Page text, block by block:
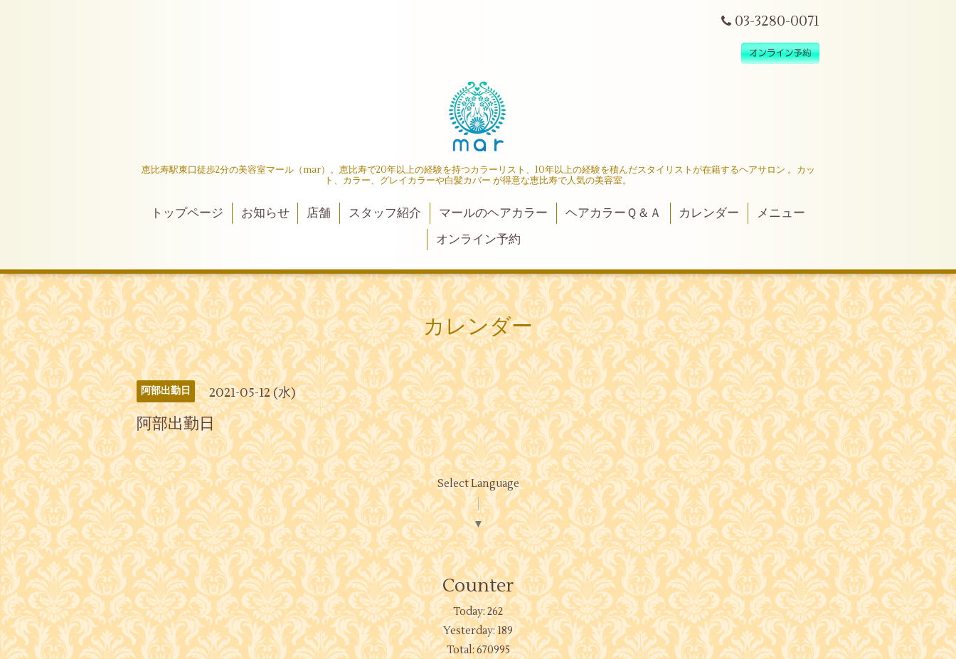
03-3280-0071
恵比寿駅東口徒歩2分の美容室マール（mar）。恵比寿で20年以上の経験を持つカラーリスト、10年以上の経験を積んだスタイリストが在籍するヘアサロン 。カッ
ト、カラー、グレイカラーや白髪カバー が得意な恵比寿で人気の美容室。
トップページ お知らせ 店舗 スタッフ紹介 マールのヘアカラー ヘアカラーＱ＆Ａ カレンダー
メニュー
オンライン予約
カレンダー
阿部出勤日 2021-05-12 (水)
阿部出勤日
Select Language
▼
Counter
Today:262
Yesterday:189
Total:670995